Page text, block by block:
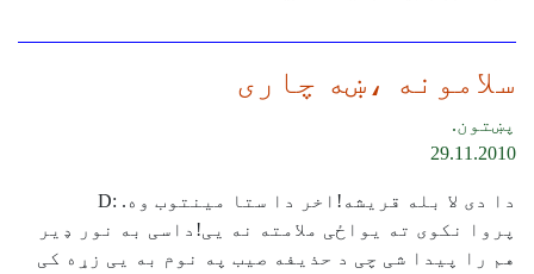
سلامونه ،ښه چاری
پښتون.
29.11.2010
دا دی لا بله قریشه!اخر دا ستا مینتوب وه. :D
پروا نکوی ته یواځی ملامته نه یی!داسی به نور ډیر
هم را پیدا شی چی د حذیفه صیب په نوم به یی زړه کی